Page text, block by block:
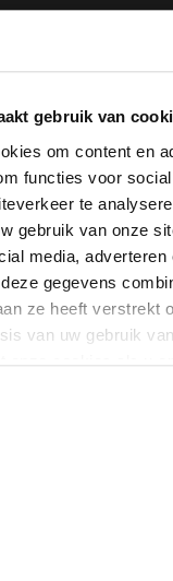
gebruik van
om content en
functies voor
te
gebruik van onze
media, adverteren
gegevens
ze heeft verstrekt
van uw gebruik